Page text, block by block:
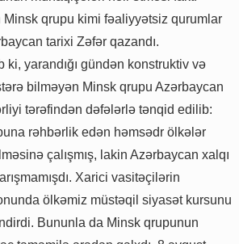
qrupu kimi fəaliyyətsiz qurumlar
tarixi Zəfər qazandı.
ki, yarandığı gündən konstruktiv və
bilməyən Minsk qrupu Azərbaycan
tərəfindən dəfələrlə tənqid edilib:
rəhbərlik edən həmsədr ölkələr
çalışmış, lakin Azərbaycan xalqı
Xarici vasitəçilərin
ölkəmiz müstəqil siyasət kursunu
Bununla da Minsk qrupunun